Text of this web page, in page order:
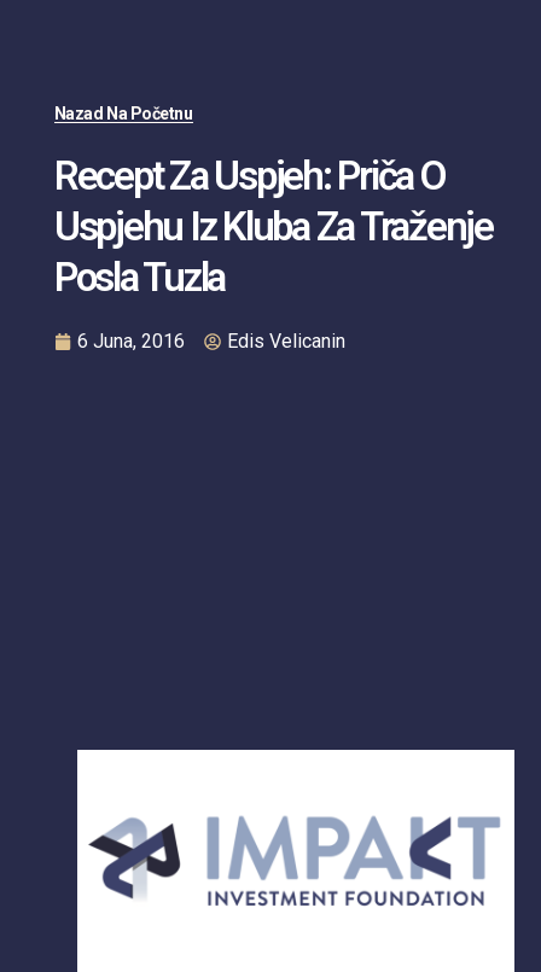
Nazad Na Početnu
Recept Za Uspjeh: Priča O
Uspjehu Iz Kluba Za Traženje
Posla Tuzla
6 Juna, 2016 Edis Velicanin